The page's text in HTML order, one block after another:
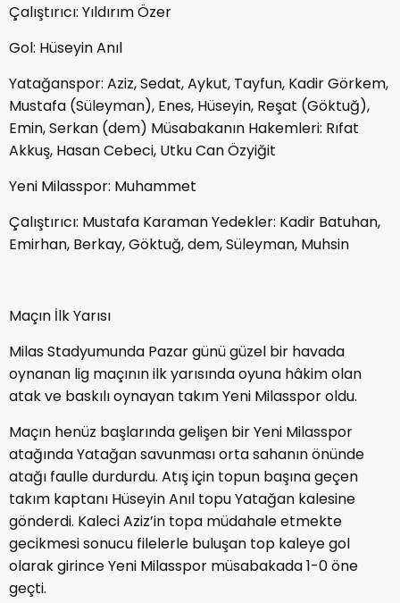
Çalıştırıcı: Yıldırım Özer
Gol: Hüseyin Anıl
Yatağanspor: Aziz, Sedat, Aykut, Tayfun, Kadir Görkem,
Mustafa (Süleyman), Enes, Hüseyin, Reşat (Göktuğ),
Emin, Serkan (dem) Müsabakanın Hakemleri: Rıfat
Akkuş, Hasan Cebeci, Utku Can Özyiğit
Yeni Milasspor: Muhammet
Çalıştırıcı: Mustafa Karaman Yedekler: Kadir Batuhan,
Emirhan, Berkay, Göktuğ, dem, Süleyman, Muhsin
Maçın İlk Yarısı
Milas Stadyumunda Pazar günü güzel bir havada
oynanan lig maçının ilk yarısında oyuna hâkim olan
atak ve baskılı oynayan takım Yeni Milasspor oldu.
Maçın henüz başlarında gelişen bir Yeni Milasspor
atağında Yatağan savunması orta sahanın önünde
atağı faulle durdurdu. Atış için topun başına geçen
takım kaptanı Hüseyin Anıl topu Yatağan kalesine
gönderdi. Kaleci Aziz’in topa müdahale etmekte
gecikmesi sonucu filelerle buluşan top kaleye gol
olarak girince Yeni Milasspor müsabakada 1-0 öne
geçti.